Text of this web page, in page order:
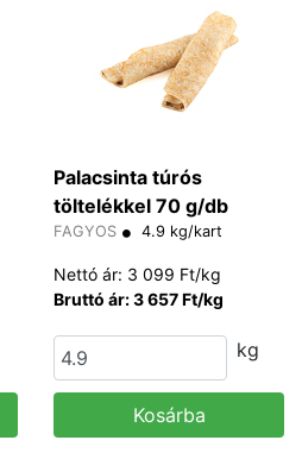
Palacsinta túrós
töltelékkel 70 g/db
FAGYOS 4.9 kg/kart
Nettó ár: 3 099 Ft/kg
Bruttó ár: 3 657 Ft/kg
kg
Kosárba